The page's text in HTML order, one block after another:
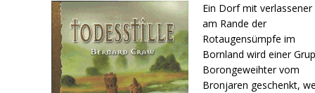
Ein Dorf mit verlassener
am Rande der
Rotaugensümpfe im
Bornland wird einer
Borongeweihter vom
Bronjaren geschenkt,